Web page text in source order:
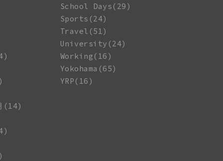
(14)
School Days(29)
Sports(24)
Travel(51)
University(24)
Working(16)
Yokohama(65)
YRP(16)